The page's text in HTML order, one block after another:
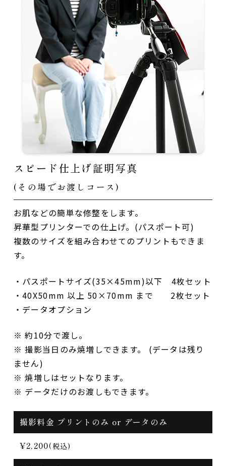
スピード仕上げ証明写真
(その場でお渡しコース)
お肌などの簡単な修整をします。
昇華型プリンターでの仕上げ。(パスポート可)
複数のサイズを組み合わせてのプリントもできま
す。
・パスポートサイズ(35×45mm)以下 4枚セット
・40X50mm 以上 50×70mm まで 2枚セット
・データオプション
※ 約10分で渡し。
※ 撮影当日のみ焼増しできます。 (データは残り
ません)
※ 焼増しはセットなります。
※ データだけのお渡しもできます。
撮影料金 プリントのみ or データのみ
¥2,200(税込)